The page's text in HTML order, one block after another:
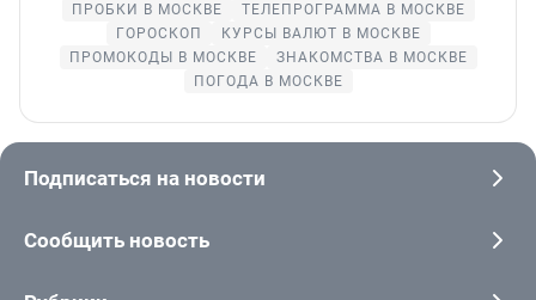
ПРОБКИ В МОСКВЕ
ТЕЛЕПРОГРАММА В МОСКВЕ
ГОРОСКОП
КУРСЫ ВАЛЮТ В МОСКВЕ
ПРОМОКОДЫ В МОСКВЕ
ЗНАКОМСТВА В МОСКВЕ
ПОГОДА В МОСКВЕ
Подписаться на новости
Сообщить новость